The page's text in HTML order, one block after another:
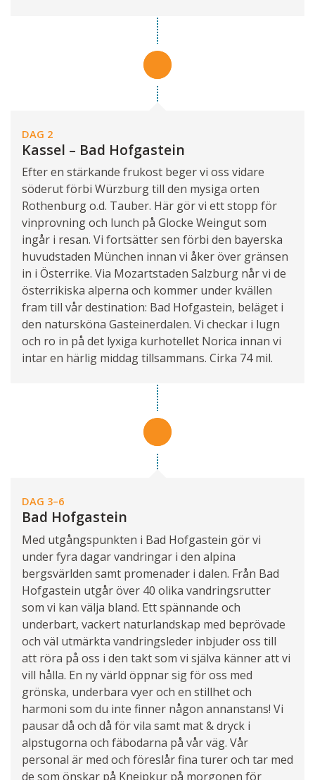
DAG 2
Kassel – Bad Hofgastein
Efter en stärkande frukost beger vi oss vidare
söderut förbi Würzburg till den mysiga orten
Rothenburg o.d. Tauber. Här gör vi ett stopp för
vinprovning och lunch på Glocke Weingut som
ingår i resan. Vi fortsätter sen förbi den bayerska
huvudstaden München innan vi åker över gränsen
in i Österrike. Via Mozartstaden Salzburg når vi de
österrikiska alperna och kommer under kvällen
fram till vår destination: Bad Hofgastein, beläget i
den natursköna Gasteinerdalen. Vi checkar i lugn
och ro in på det lyxiga kurhotellet Norica innan vi
intar en härlig middag tillsammans. Cirka 74 mil.
DAG 3–6
Bad Hofgastein
Med utgångspunkten i Bad Hofgastein gör vi
under fyra dagar vandringar i den alpina
bergsvärlden samt promenader i dalen. Från Bad
Hofgastein utgår över 40 olika vandringsrutter
som vi kan välja bland. Ett spännande och
underbart, vackert naturlandskap med beprövade
och väl utmärkta vandringsleder inbjuder oss till
att röra på oss i den takt som vi själva känner att vi
vill hålla. En ny värld öppnar sig för oss med
grönska, underbara vyer och en stillhet och
harmoni som du inte finner någon annanstans! Vi
pausar då och då för vila samt mat & dryck i
alpstugorna och fäbodarna på vår väg. Vår
personal är med och föreslår fina turer och tar med
de som önskar på Kneipkur på morgonen för